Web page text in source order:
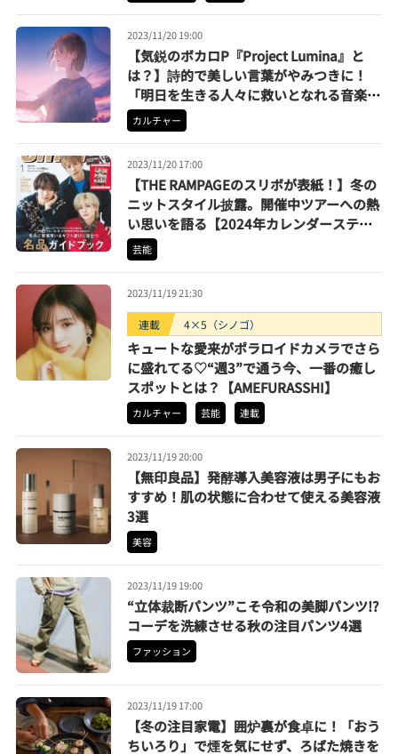
2023/11/20 19:00
【気鋭のボカロP『Project Lumina』と
は？】詩的で美しい言葉がやみつきに！
「明日を生きる人々に救いとなれる音楽
を」
カルチャー
2023/11/20 17:00
【THE RAMPAGEのスリボが表紙！】冬の
ニットスタイル披露。開催中ツアーへの熱
い思いを語る【2024年カレンダーステッ
カー付き】
芸能
2023/11/19 21:30
連載 4×5（シノゴ）
キュートな愛来がポラロイドカメラでさら
に盛れてる♡“週3”で通う今、一番の癒し
スポットとは？【AMEFURASSHI】
カルチャー 芸能 連載
2023/11/19 20:00
【無印良品】発酵導入美容液は男子にもお
すすめ！肌の状態に合わせて使える美容液
3選
美容
2023/11/19 19:00
“立体裁断パンツ”こそ令和の美脚パンツ!?
コーデを洗練させる秋の注目パンツ4選
ファッション
2023/11/19 17:00
【冬の注目家電】囲炉裏が食卓に！「おう
ちいろり」で煙を気にせず、ろばた焼きを